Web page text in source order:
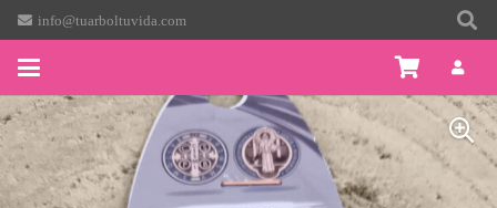
info@tuarboltuvida.com